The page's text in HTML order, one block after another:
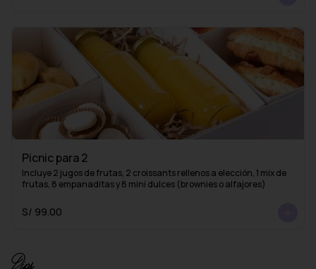
Picnic para 2
Incluye 2 jugos de frutas, 2 croissants rellenos a elección, 1 mix de
frutas, 8 empanaditas y 8 mini dulces (brownies o alfajores)
S/ 99.00
Dips